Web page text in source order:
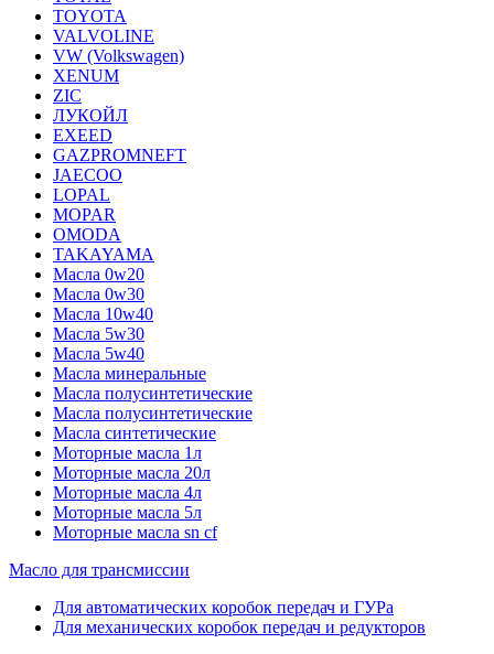
TOYOTA
VALVOLINE
VW (Volkswagen)
XENUM
ZIC
ЛУКОЙЛ
EXEED
GAZPROMNEFT
JAECOO
LOPAL
MOPAR
OMODA
TAKAYAMA
Масла 0w20
Масла 0w30
Масла 10w40
Масла 5w30
Масла 5w40
Масла минеральные
Масла полусинтетические
Масла полусинтетические
Масла синтетические
Моторные масла 1л
Моторные масла 20л
Моторные масла 4л
Моторные масла 5л
Моторные масла sn cf
Масло для трансмиссии
Для автоматических коробок передач и ГУРа
Для механических коробок передач и редукторов